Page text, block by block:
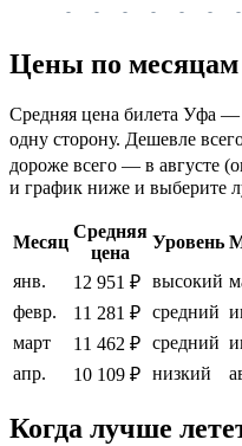
- - - - - - -
Цены по месяцам
Средняя цена билета Уфа
одну сторону. Дешевле
дороже всего — в августе
и график ниже и выберите
Месяц
Средняя
цена
Уровень
янв.
12 951 ₽ высокий
февр.
11 281 ₽ средний
март
11 462 ₽ средний
апр.
10 109 ₽ низкий
Когда лучше